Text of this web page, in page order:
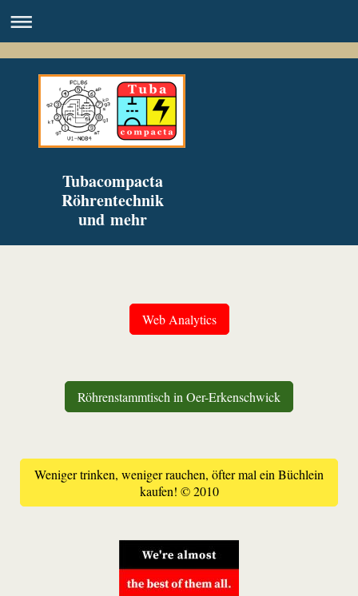
Tubacompacta
Röhrentechnik
und mehr
Web Analytics
Röhrenstammtisch in Oer-Erkenschwick
Weniger trinken, weniger rauchen, öfter mal ein Büchlein
kaufen! © 2010